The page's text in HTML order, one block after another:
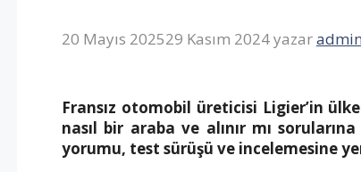
20 Mayıs 202529 Kasım 2024yazaradmin
Fransız otomobil üreticisi Ligier’in
nasıl bir araba ve alınır mı
yorumu, test sürüşü ve incelemesine